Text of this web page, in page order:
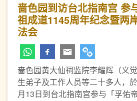
啬色园到访台北指南宫 参
祖成道1145周年纪念暨两
法会
啬色园黄大仙祠监院李耀辉（义
生弟子及工作人员等二十多人，
月13日到台北指南宫参与「孚佑